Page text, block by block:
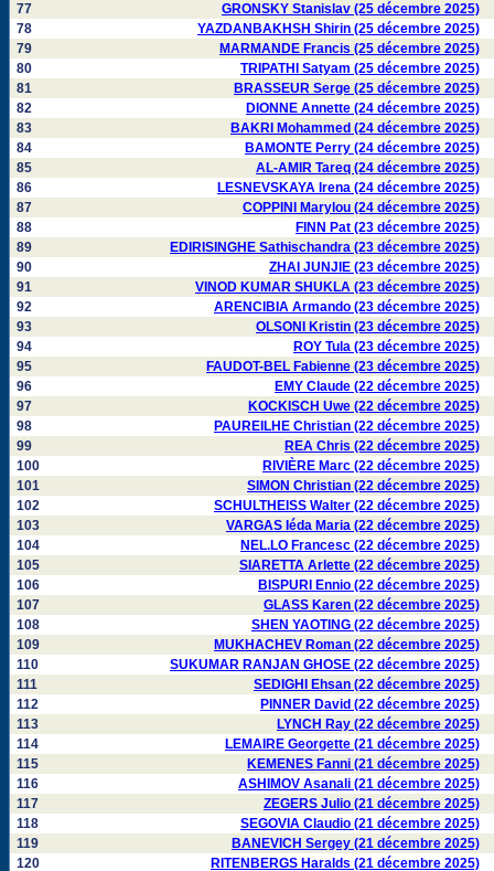
77
GRONSKY Stanislav (25 décembre 2025)
78
YAZDANBAKHSH Shirin (25 décembre 2025)
79
MARMANDE Francis (25 décembre 2025)
80
TRIPATHI Satyam (25 décembre 2025)
81
BRASSEUR Serge (25 décembre 2025)
82
DIONNE Annette (24 décembre 2025)
83
BAKRI Mohammed (24 décembre 2025)
84
BAMONTE Perry (24 décembre 2025)
85
AL-AMIR Tareq (24 décembre 2025)
86
LESNEVSKAYA Irena (24 décembre 2025)
87
COPPINI Marylou (24 décembre 2025)
88
FINN Pat (23 décembre 2025)
89
EDIRISINGHE Sathischandra (23 décembre 2025)
90
ZHAI JUNJIE (23 décembre 2025)
91
VINOD KUMAR SHUKLA (23 décembre 2025)
92
ARENCIBIA Armando (23 décembre 2025)
93
OLSONI Kristin (23 décembre 2025)
94
ROY Tula (23 décembre 2025)
95
FAUDOT-BEL Fabienne (23 décembre 2025)
96
EMY Claude (22 décembre 2025)
97
KOCKISCH Uwe (22 décembre 2025)
98
PAUREILHE Christian (22 décembre 2025)
99
REA Chris (22 décembre 2025)
100
RIVIÈRE Marc (22 décembre 2025)
101
SIMON Christian (22 décembre 2025)
102
SCHULTHEISS Walter (22 décembre 2025)
103
VARGAS Iéda Maria (22 décembre 2025)
104
NEL.LO Francesc (22 décembre 2025)
105
SIARETTA Arlette (22 décembre 2025)
106
BISPURI Ennio (22 décembre 2025)
107
GLASS Karen (22 décembre 2025)
108
SHEN YAOTING (22 décembre 2025)
109
MUKHACHEV Roman (22 décembre 2025)
110
SUKUMAR RANJAN GHOSE (22 décembre 2025)
111
SEDIGHI Ehsan (22 décembre 2025)
112
PINNER David (22 décembre 2025)
113
LYNCH Ray (22 décembre 2025)
114
LEMAIRE Georgette (21 décembre 2025)
115
KEMENES Fanni (21 décembre 2025)
116
ASHIMOV Asanali (21 décembre 2025)
117
ZEGERS Julio (21 décembre 2025)
118
SEGOVIA Claudio (21 décembre 2025)
119
BANEVICH Sergey (21 décembre 2025)
120
RITENBERGS Haralds (21 décembre 2025)